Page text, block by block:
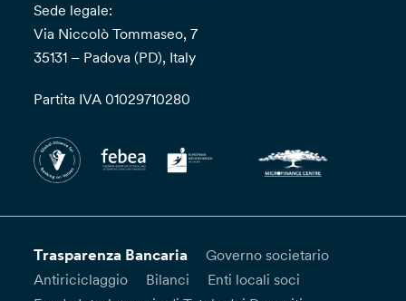
Sede legale:
Via Niccolò Tommaseo, 7
35131 – Padova (PD), Italy
Partita IVA 01029710280
Trasparenza Bancaria
Governo societario
Antiriciclaggio
Bilanci
Enti locali soci